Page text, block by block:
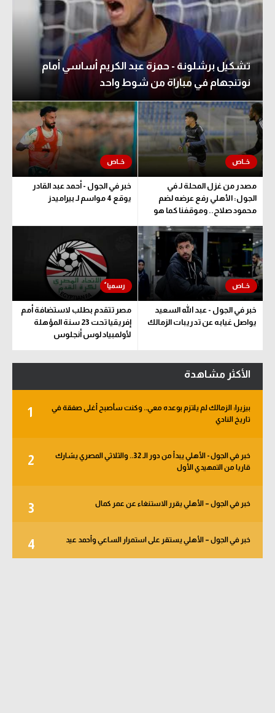
تشكيل برشلونة - حمزة عبد الكريم أساسي أمام
نوتنجهام في مباراة من شوط واحد
مصدر من غزل المحلة لـ في
الجول: الأهلي رفع عرضه لضم
محمود صلاح.. وموقفنا كما هو
خبر في الجول - أحمد عبد القادر
يوقع 4 مواسم لـ بيراميدز
خبر في الجول - عبد الله السعيد
يواصل غيابه عن تدريبات الزمالك
مصر تتقدم بطلب لاستضافة أمم
إفريقيا تحت 23 سنة المؤهلة
لأولمبياد لوس أنجلوس
الأكثر مشاهدة
1
بيزيرا: الزمالك لم يلتزم بوعده معي.. وكنت سأصبح أغلى صفقة في
تاريخ النادي
2
خبر في الجول - الأهلي يبدأ من دور الـ 32.. والثلاثي المصري يشارك
قاريا من التمهيدي الأول
3 خبر في الجول – الأهلي يقرر الاستنغاء عن عمر كمال
4 خبر في الجول – الأهلي يستقر على استمرار الساعي وأحمد عيد